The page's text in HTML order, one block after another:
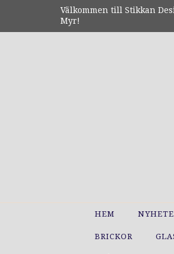
Välkommen till Stikkan
Myr!
HEM
BRICKOR